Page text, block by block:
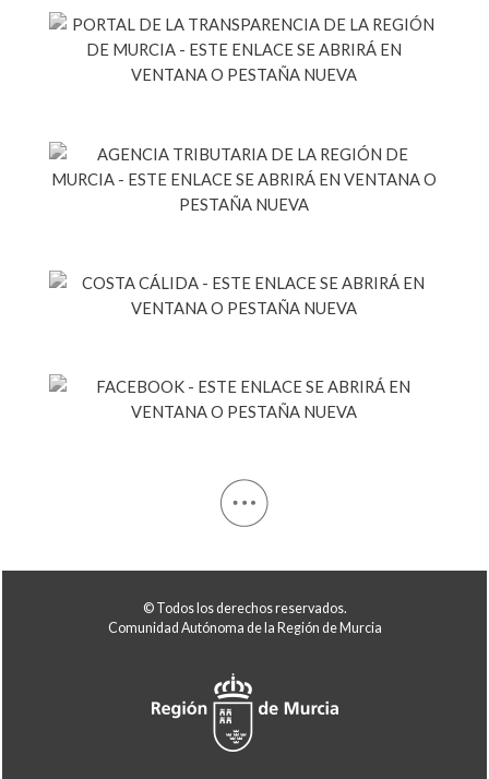
© Todos los derechos reservados.
Comunidad Autónoma de la Región de Murcia